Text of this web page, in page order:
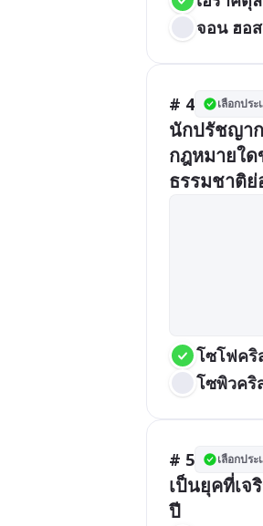
จอน ฮอ
# 4 เลือกประ
นักปรัชญา
กฎหมายใ
ธรรมชาติ
โซโฟคริ
โซพิวคริ
# 5 เลือกประ
เป็นยุคที่เจ
ปี